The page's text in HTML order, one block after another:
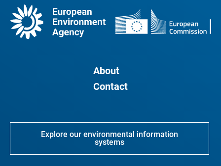
About
Contact
Explore our environmental information
systems